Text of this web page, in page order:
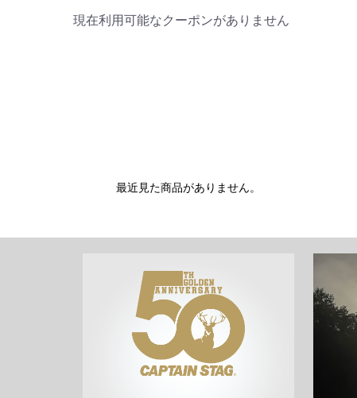
現在利用可能なクーポンがありません
最近見た商品がありません。